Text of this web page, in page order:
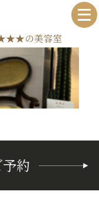
の美容室
約